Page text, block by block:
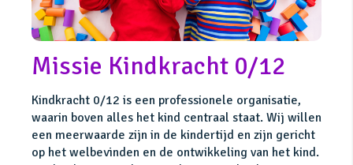
Missie Kindkracht 0/12
Kindkracht 0/12 is een professionele organisatie,
waarin boven alles het kind centraal staat. Wij willen
een meerwaarde zijn in de kindertijd en zijn gericht
op het welbevinden en de ontwikkeling van het kind.